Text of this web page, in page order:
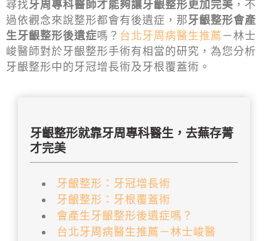
尋找牙周專科醫師才能夠讓牙齦整形更加完美 ，不
過依觀念來說整形都會有後遺症，那牙齦整形會產
生牙齦整形後遺症嗎？ 台北牙周病醫生推薦－林士
峻醫師對於牙齦整形手術有相當的研究，為您分析
牙齦整形中的牙冠增長術及牙根覆蓋術。
牙齦整形就靠牙周專科醫生，去蕪存菁
才完美
牙齦整形：牙冠增長術
牙齦整形：牙根覆蓋術
會產生牙齦整形後遺症嗎？
台北牙周病醫生推薦－林士峻醫